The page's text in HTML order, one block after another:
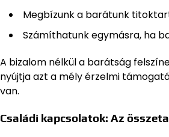
Megbízunk a barátunk
Számíthatunk egymásra, ha
A bizalom nélkül a barátság
nyújtja azt a mély érzelmi
van.
Családi kapcsolatok: Az